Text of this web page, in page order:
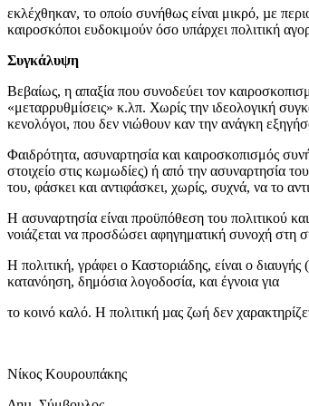
εκλέχθηκαν, το οποίο συνήθως είναι μικρό, µε
καιροσκόποι ευδοκιμούν όσο υπάρχει πολιτική
Συγκάλυψη
Βεβαίως, η απαξία που συνοδεύει τον
«μεταρρυθμίσεις» κ.λπ. Χωρίς την ιδεολογική
κενολόγοι, που δεν νιώθουν καν την ανάγκη
Φαιδρότητα, ασυναρτησία και καιροσκοπισμός
στοιχείο στις κωμωδίες) ή από την ασυναρτησία
του, φάσκει και αντιφάσκει, χωρίς, συχνά, να το
Η ασυναρτησία είναι προϋπόθεση του πολιτικού
νοιάζεται να προσδώσει αφηγηματική συνοχή στη
Η πολιτική, γράφει ο Καστοριάδης, είναι ο
κατανόηση, δημόσια λογοδοσία, και έγνοια για
το κοινό καλό. Η πολιτική µας ζωή δεν
Νίκος Κουρουπάκης